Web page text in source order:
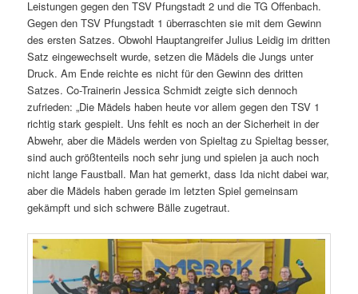
Leistungen gegen den TSV Pfungstadt 2 und die TG Offenbach.
Gegen den TSV Pfungstadt 1 überraschten sie mit dem Gewinn
des ersten Satzes. Obwohl Hauptangreifer Julius Leidig im dritten
Satz eingewechselt wurde, setzen die Mädels die Jungs unter
Druck. Am Ende reichte es nicht für den Gewinn des dritten
Satzes. Co-Trainerin Jessica Schmidt zeigte sich dennoch
zufrieden: „Die Mädels haben heute vor allem gegen den TSV 1
richtig stark gespielt. Uns fehlt es noch an der Sicherheit in der
Abwehr, aber die Mädels werden von Spieltag zu Spieltag besser,
sind auch größtenteils noch sehr jung und spielen ja auch noch
nicht lange Faustball. Man hat gemerkt, dass Ida nicht dabei war,
aber die Mädels haben gerade im letzten Spiel gemeinsam
gekämpft und sich schwere Bälle zugetraut.